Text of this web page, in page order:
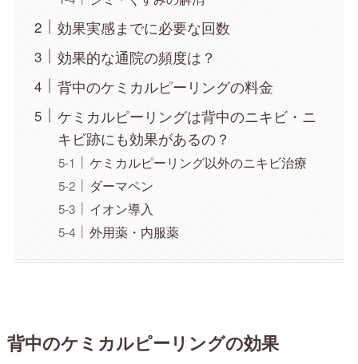
効果実感までに必要な回数
効果的な通院の頻度は？
背中のケミカルピーリングの料金
ケミカルピーリングは背中のニキビ・ニ
キビ跡にも効果があるの？
ケミカルピーリング以外のニキビ治療
ダーマペン
イオン導入
外用薬・内服薬
背中のケミカルピーリングの効果